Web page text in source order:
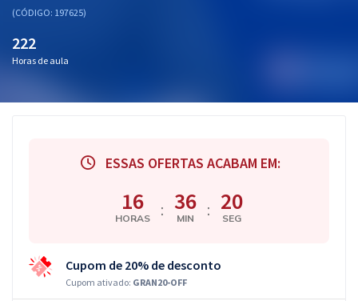
(CÓDIGO: 197625)
222
Horas de aula
ESSAS OFERTAS ACABAM EM:
16
HORAS : 36
MIN : 19
SEG
Cupom de 20% de desconto
Cupom ativado: GRAN20-OFF